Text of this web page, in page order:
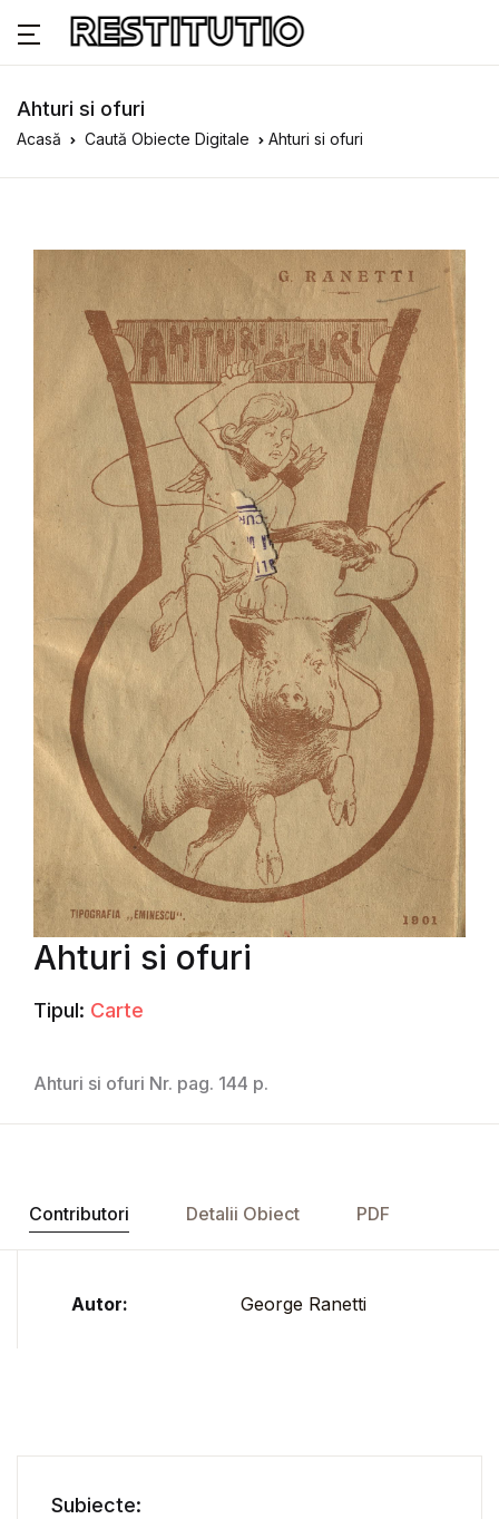
Ahturi si ofuri
Acasă Caută Obiecte Digitale Ahturi si ofuri
Ahturi si ofuri
Tipul: Carte
Ahturi si ofuri Nr. pag. 144 p.
Contributori Detalii Obiect PDF
Autor: George Ranetti
Subiecte: